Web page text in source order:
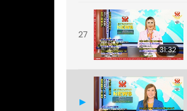
27
31:32